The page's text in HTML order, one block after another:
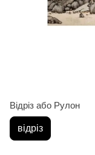
Відріз або Рулон
відріз